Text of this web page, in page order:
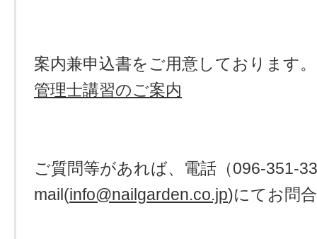
案内兼申込書をご用意しております
管理士講習のご案内
ご質問等があれば、電話（096-351-
mail(info@nailgarden.co.jp)にてお問